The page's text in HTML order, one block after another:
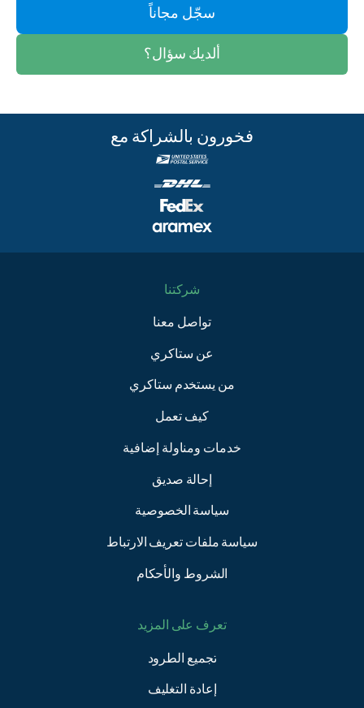
سجّل مجاناً
ألديك سؤال؟
فخورون بالشراكة مع
شركتنا
تواصل معنا
عن ستاكري
من يستخدم ستاكري
كيف تعمل
خدمات ومناولة إضافية
إحالة صديق
سياسة الخصوصية
سياسة ملفات تعريف الارتباط
الشروط والأحكام
تعرف على المزيد
تجميع الطرود
إعادة التغليف